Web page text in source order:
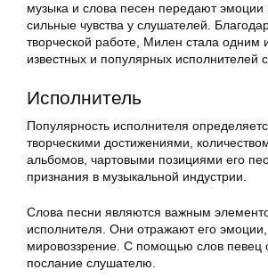
музыка и слова песен передают
сильные чувства у слушателей.
творческой работе, Милен стала одним
известных и популярных исполнителей
Исполнитель
Популярность исполнителя
творческими достижениями,
альбомов, чартовыми позициями его
признания в музыкальной индустрии.
Слова песни являются важным
исполнителя. Они отражают его
мировоззрение. С помощью слов певец
послание слушателю.